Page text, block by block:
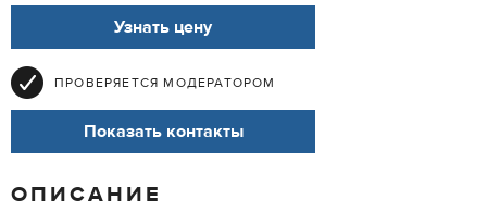
Узнать цену
ПРОВЕРЯЕТСЯ МОДЕРАТОРОМ
Показать контакты
ОПИСАНИЕ